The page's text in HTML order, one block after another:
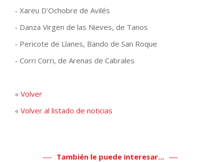
- Xareu D'Ochobre de Avilés
- Danza Virgen de las Nieves, de Tanos
- Pericote de Llanes, Bando de San Roque
- Corri Corri, de Arenas de Cabrales
« Volver
« Volver al listado de noticias
También le puede interesar...